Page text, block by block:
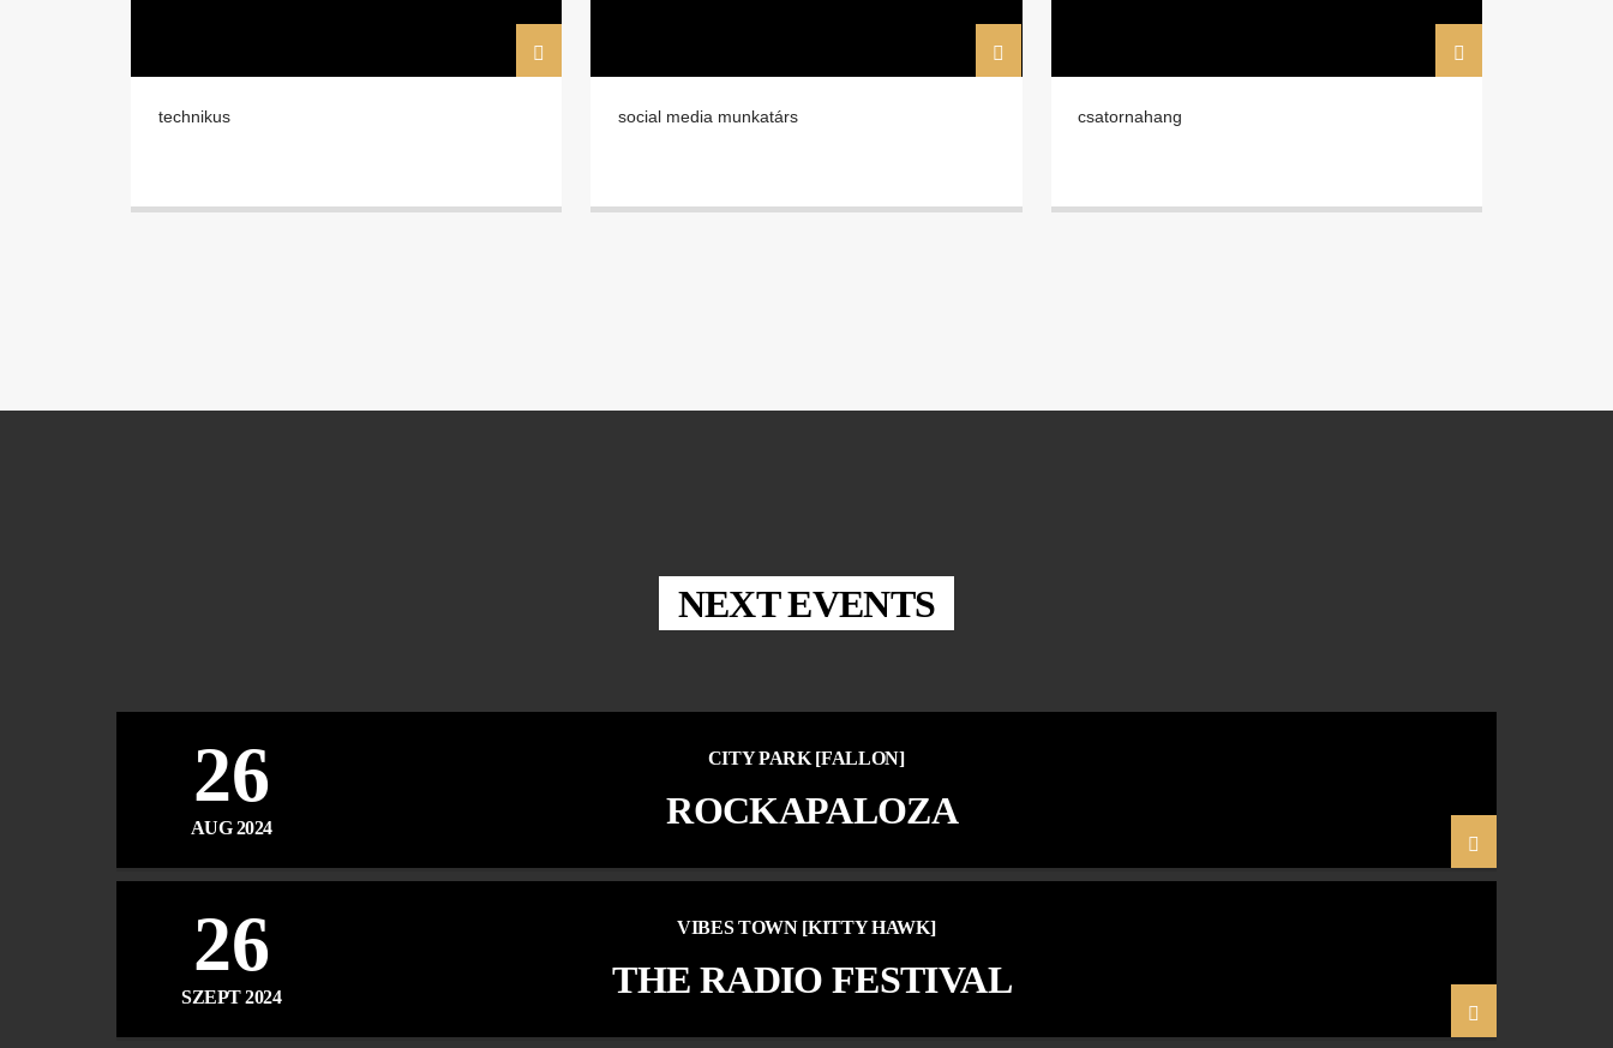
technikus social media munkatárs csatornahang
NEXT EVENTS
26
AUG 2024
CITY PARK [FALLON]
ROCKAPALOZA
26
SZEPT 2024
VIBES TOWN [KITTY HAWK]
THE RADIO FESTIVAL